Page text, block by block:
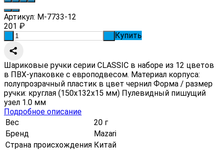
Артикул: M-7733-12
201 ₽
Купить
Шариковые ручки серии CLASSIC в наборе из 12 цветов
в ПВХ-упаковке с европодвесом. Материал корпуса:
полупрозрачный пластик в цвет чернил Форма / размер
ручки: круглая (150x132x15 мм) Пулевидный пишущий
узел 1.0 мм
Подробное описание
Вес
20 г
Бренд
Mazari
Страна происхождения Китай